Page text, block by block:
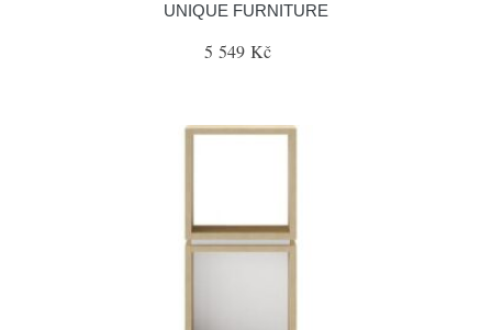
UNIQUE FURNITURE
5 549 Kč